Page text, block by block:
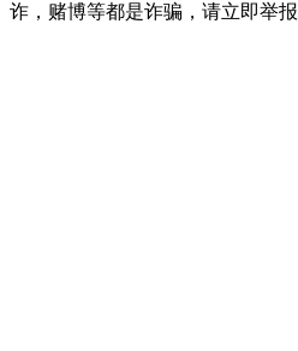
诈，赌博等都是诈骗，请立即举报